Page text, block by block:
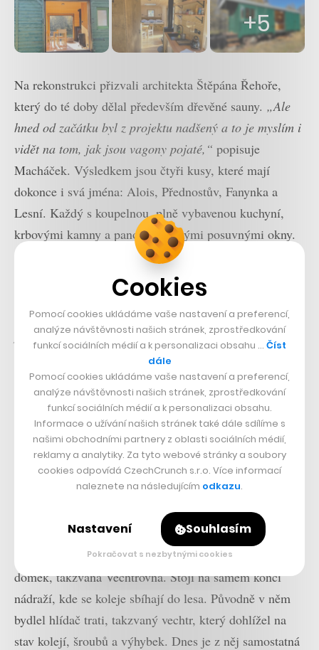
+5
Na rekonstrukci přizvali architekta Štěpána Řehoře,
který do té doby dělal především dřevěné sauny. „Ale
hned od začátku byl z projektu nadšený a to je myslím i
vidět na tom, jak jsou vagony pojaté,“ popisuje
Macháček. Výsledkem jsou čtyři kusy, které mají
dokonce i svá jména: Alois, Přednostův, Fanynka a
Lesní. Každý s koupelnou, plně vybavenou kuchyní,
krbovými kamny a panoramatickými posuvnými okny.
Nejdřív tam jezdili kamarádi, pak se začali ozývat cizí
lidé. Štěpán Macháček takový zájem nečekal.
s tím vůbec nepočítali. Možná, že to lidi cítí, že to nebyl
primárně komerční projekt. Možná, že o to víc se jim to
říká. Peníze z pronájmů jdou zatím skoro celé
zpátky do rekonstrukce výpravní budovy a na práci na
dalších částech nádraží.„Je to dneska jeden z hlavních
zdrojů financování dalších prací. Jsme rádi, že to lidi
berou i jako podporu toho projektu.“ Vagony jsou dnes
obsazené na mnoho měsíců dopředu. Noc v jednom z
nich vyjde na 2 900 až 3 400 korun.
Domek hlídače trati
Vedle vagonů přibyl postupně i zrekonstruovaný strážní
domek, takzvaná Vechtrovna. Stojí na samém konci
nádraží, kde se koleje sbíhají do lesa. Původně v něm
bydlel hlídač trati, takzvaný vechtr, který dohlížel na
stav kolejí, šroubů a výhybek. Dnes je z něj samostatná
Cookies
Pomocí cookies ukládáme vaše nastavení a preferencí,
analýze návštěvnosti našich stránek, zprostředkování
funkcí sociálních médií a k personalizaci obsahu … Číst
dále
Pomocí cookies ukládáme vaše nastavení a preferencí,
analýze návštěvnosti našich stránek, zprostředkování
funkcí sociálních médií a k personalizaci obsahu.
Informace o užívání našich stránek také dále sdílíme s
našimi obchodními partnery z oblasti sociálních médií,
reklamy a analytiky. Za tyto webové stránky a soubory
cookies odpovídá CzechCrunch s.r.o. Více informací
naleznete na následujícím odkazu.
Nastavení Souhlasím
Pokračovat s nezbytnými cookies